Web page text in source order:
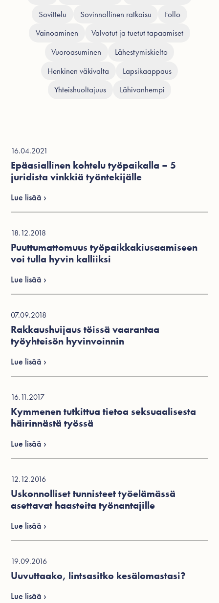
Sovittelu
Sovinnollinen ratkaisu
Follo
Vainoaminen
Valvotut ja tuetut tapaamiset
Vuoroasuminen
Lähestymiskielto
Henkinen väkivalta
Lapsikaappaus
Yhteishuoltajuus
Lähivanhempi
16.04.2021
Epäasiallinen kohtelu työpaikalla – 5
juridista vinkkiä työntekijälle
Lue lisää ›
18.12.2018
Puuttumattomuus työpaikkakiusaamiseen
voi tulla hyvin kalliiksi
Lue lisää ›
07.09.2018
Rakkaushuijaus töissä vaarantaa
työyhteisön hyvinvoinnin
Lue lisää ›
16.11.2017
Kymmenen tutkittua tietoa seksuaalisesta
häirinnästä työssä
Lue lisää ›
12.12.2016
Uskonnolliset tunnisteet työelämässä
asettavat haasteita työnantajille
Lue lisää ›
19.09.2016
Uuvuttaako, lintsasitko kesälomastasi?
Lue lisää ›